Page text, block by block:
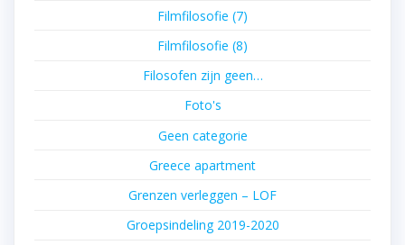
Filmfilosofie (7)
Filmfilosofie (8)
Filosofen zijn geen…
Foto's
Geen categorie
Greece apartment
Grenzen verleggen – LOF
Groepsindeling 2019-2020